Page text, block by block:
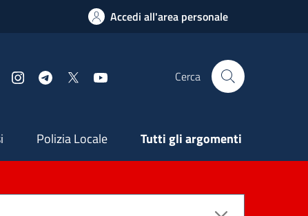
Accedi all'area personale
FacebookInstagramTelegram Cerca
Polizia Locale Tutti gli argomenti